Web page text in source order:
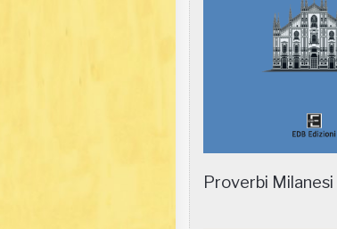
Proverbi Milanesi